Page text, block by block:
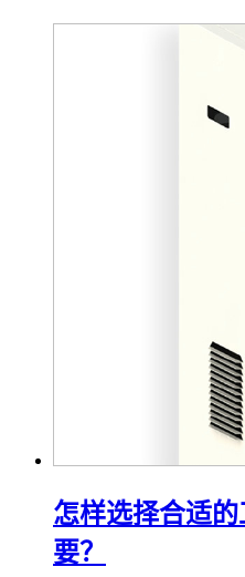
怎样选择合适
要？